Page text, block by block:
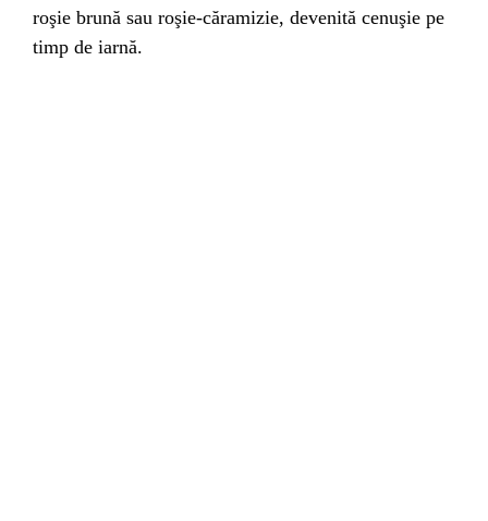
roşie brună sau roşie-căramizie, devenită cenuşie pe
timp de iarnă.